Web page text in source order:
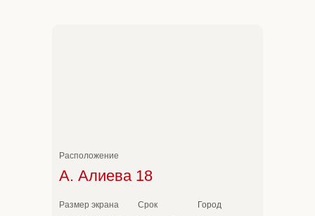
Расположение
А. Алиева 18
Размер экрана Срок Город